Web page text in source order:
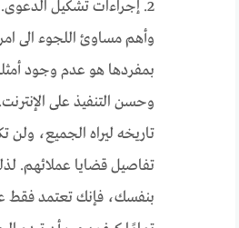
2. إجراءات تشكيل
وأهم مساوئ اللجوء الى
بمفردها هو عدم وجود
وحسن التنفيذ على
تاريخه ليراه الجميع،
تفاصيل قضايا عملائهم.
بنفسك، فإنك تعتمد فقط